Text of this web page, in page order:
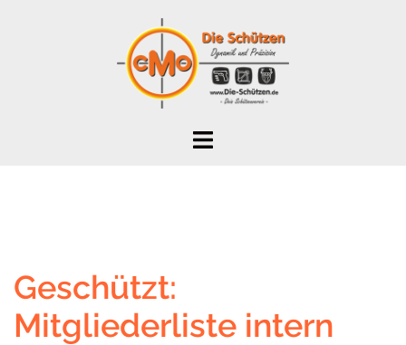
Geschützt:
Mitgliederliste intern